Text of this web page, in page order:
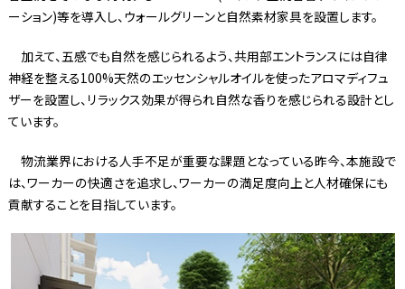
ーション)等を導入し、ウォールグリーンと自然素材家具を設置します。
加えて、五感でも自然を感じられるよう、共用部エントランスには自律
神経を整える100%天然のエッセンシャルオイルを使ったアロマディフュ
ザーを設置し、リラックス効果が得られ自然な香りを感じられる設計とし
ています。
物流業界における人手不足が重要な課題となっている昨今、本施設で
は、ワーカーの快適さを追求し、ワーカーの満足度向上と人材確保にも
貢献することを目指しています。